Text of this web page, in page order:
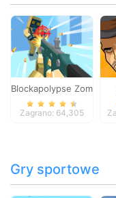
Blockapolypse Zombie
Zagrano: 64,305
Gry sportowe